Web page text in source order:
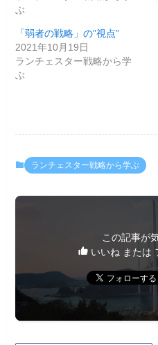
ぶ
「弱者の戦略」の”視点”
2021年10月19日
ランチェスター戦略から学
ぶ
ランチェスター戦略から学ぶ
この記事が
いいね または